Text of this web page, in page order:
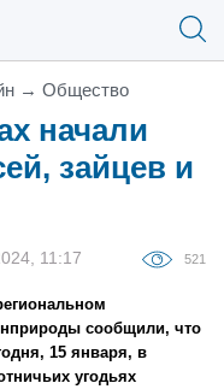
→ Общество
начали
зайцев и
11:17 521
сообщили, что
15 января, в
угодьях